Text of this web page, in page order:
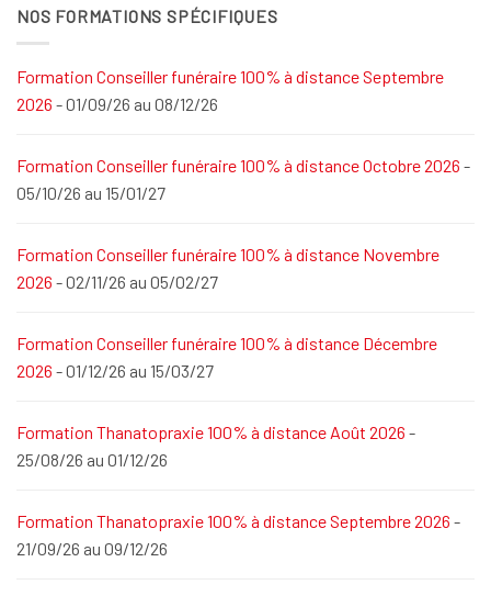
NOS FORMATIONS SPÉCIFIQUES
Formation Conseiller funéraire 100% à distance Septembre
2026 - 01/09/26 au 08/12/26
Formation Conseiller funéraire 100% à distance Octobre 2026 -
05/10/26 au 15/01/27
Formation Conseiller funéraire 100% à distance Novembre
2026 - 02/11/26 au 05/02/27
Formation Conseiller funéraire 100% à distance Décembre
2026 - 01/12/26 au 15/03/27
Formation Thanatopraxie 100% à distance Août 2026 -
25/08/26 au 01/12/26
Formation Thanatopraxie 100% à distance Septembre 2026 -
21/09/26 au 09/12/26